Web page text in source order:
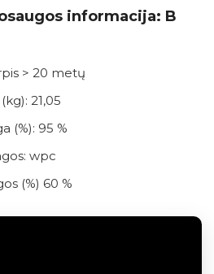
informacija: B
> 20 metų
21,05
(%): 95 %
wpc
(%) 60 %